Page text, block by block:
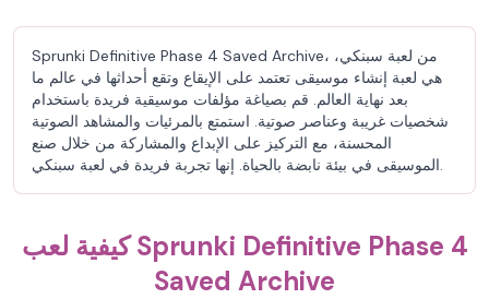
Sprunki Definitive Phase 4 Saved Archive، من لعبة سبنكي،
هي لعبة إنشاء موسيقى تعتمد على الإيقاع وتقع أحداثها في عالم ما
بعد نهاية العالم. قم بصياغة مؤلفات موسيقية فريدة باستخدام
شخصيات غريبة وعناصر صوتية. استمتع بالمرئيات والمشاهد الصوتية
المحسنة، مع التركيز على الإبداع والمشاركة من خلال صنع
الموسيقى في بيئة نابضة بالحياة. إنها تجربة فريدة في لعبة سبنكي.
كيفية لعب Sprunki Definitive Phase 4
Saved Archive